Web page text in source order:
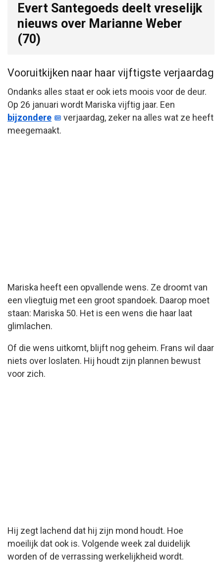
Evert Santegoeds deelt vreselijk
nieuws over Marianne Weber
(70)
Vooruitkijken naar haar vijftigste verjaardag
Ondanks alles staat er ook iets moois voor de deur.
Op 26 januari wordt Mariska vijftig jaar. Een
bijzondere
verjaardag, zeker na alles wat ze heeft
meegemaakt.
Mariska heeft een opvallende wens. Ze droomt van
een vliegtuig met een groot spandoek. Daarop moet
staan: Mariska 50. Het is een wens die haar laat
glimlachen.
Of die wens uitkomt, blijft nog geheim. Frans wil daar
niets over loslaten. Hij houdt zijn plannen bewust
voor zich.
Hij zegt lachend dat hij zijn mond houdt. Hoe
moeilijk dat ook is. Volgende week zal duidelijk
worden of de verrassing werkelijkheid wordt.